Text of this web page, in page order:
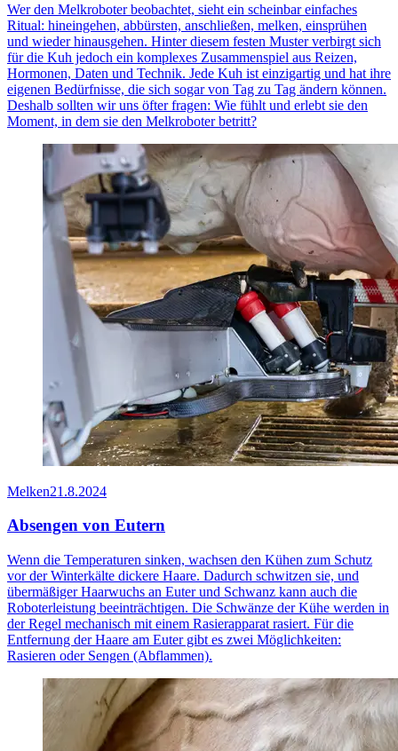
Wer den Melkroboter beobachtet, sieht ein scheinbar einfaches
Ritual: hineingehen, abbürsten, anschließen, melken, einsprühen
und wieder hinausgehen. Hinter diesem festen Muster verbirgt sich
für die Kuh jedoch ein komplexes Zusammenspiel aus Reizen,
Hormonen, Daten und Technik. Jede Kuh ist einzigartig und hat ihre
eigenen Bedürfnisse, die sich sogar von Tag zu Tag ändern können.
Deshalb sollten wir uns öfter fragen: Wie fühlt und erlebt sie den
Moment, in dem sie den Melkroboter betritt?
Melken21.8.2024
Absengen von Eutern
Wenn die Temperaturen sinken, wachsen den Kühen zum Schutz
vor der Winterkälte dickere Haare. Dadurch schwitzen sie, und
übermäßiger Haarwuchs an Euter und Schwanz kann auch die
Roboterleistung beeinträchtigen. Die Schwänze der Kühe werden in
der Regel mechanisch mit einem Rasierapparat rasiert. Für die
Entfernung der Haare am Euter gibt es zwei Möglichkeiten:
Rasieren oder Sengen (Abflammen).